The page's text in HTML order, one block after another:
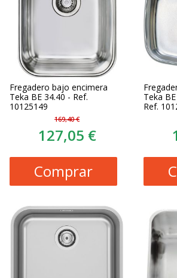
Fregadero bajo encimera
Teka BE 34.40 - Ref.
10125149
169,40 €
127,05 €
Comprar
Teka
Ref.